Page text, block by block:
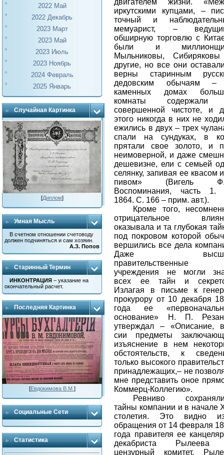
2022 Май
2022 Декабрь
2023 Март
2023 Май
2023 Июль
2023 Ноябрь
2024 Февраль
2025 Январь
Случайная Картинка
[Диплом]
Умная Мысль
В счетном отношении счетоводу
должен подчиняться и сам хозяин.
А.З. Попов
Старинный Термин
ИНКОНТРАЦИЯ – указание на
окончательный расчет.
Последняя Картинка
[Евдокимова В.М. ]
Социальные Сети
Статистика
двигателем жизни.
иркутскими купцами, –
точный и
мемуарист, –
обширную торговлю с
были и
Мыльниковы,
другие, но все они
верны старинным
дедовским обычаям
каменных домах
комнаты
совершенной чистоте, и
этого никогда в них не
ежились в двух – трех
спали на сундуках, в
прятали свое золото, и
неимоверной, и даже
дешевизне, ели с семьей
селянку, запивая ее квасом
пивом» (Вигель
Воспоминания, часть 1.
1864. С. 166 – прим. авт.).
Кроме того,
отрицательное
оказывала и та глубокая
под покровом которой
вершились все дела
Даже
правительственные
учреждения не могли
всех ее тайн и
Излагая в письме к
прокурору от 10 декабря
года ее
основание» Н. П.
утверждал – «Описание,
сии предметы
изъяснение в нем
обстоятельств, к
только высокого
принадлежащих,– не
мне представить оное
Коммерц-Коллегию».
Ревниво
тайны компании и в начале
столетия. Это видно
обращения от 14 февраля
года правителя ее
декабриста
цензурный комитет.